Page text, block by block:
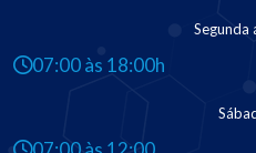
Segunda
07:00 às 18:00h